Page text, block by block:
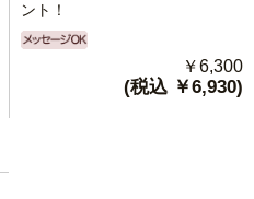
ント！
￥6,300
(税込 ￥6,930)